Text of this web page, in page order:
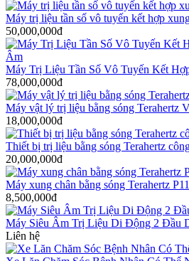
Máy trị liệu tần số vô tuyến kết hợp
50,000,000đ
Máy Trị Liệu Tần Số Vô Tuyến Kết
78,000,000đ
Máy vật lý trị liệu bằng sóng Terahertz
18,000,000đ
Thiết bị trị liệu bằng sóng Terahertz
20,000,000đ
Máy xung chân bằng sóng Terahertz
8,500,000đ
Máy Siêu Âm Trị Liệu Di Động 2 Đầu
Liên hệ